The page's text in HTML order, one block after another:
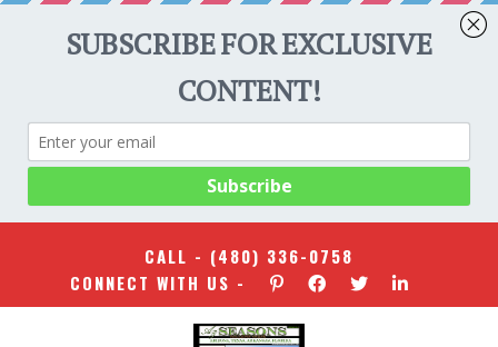
CALL - (480) 336-0758
CONNECT WITH US -